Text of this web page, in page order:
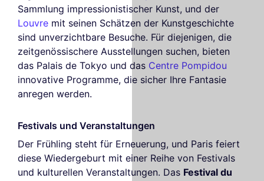
Sammlung impressionistischer Kunst, und der
Louvre mit seinen Schätzen der Kunstgeschichte
sind unverzichtbare Besuche. Für diejenigen, die
zeitgenössischere Ausstellungen suchen, bieten
das Palais de Tokyo und das Centre Pompidou
innovative Programme, die sicher Ihre Fantasie
anregen werden.
Festivals und Veranstaltungen
Der Frühling steht für Erneuerung, und Paris feiert
diese Wiedergeburt mit einer Reihe von Festivals
und kulturellen Veranstaltungen. Das Festival du